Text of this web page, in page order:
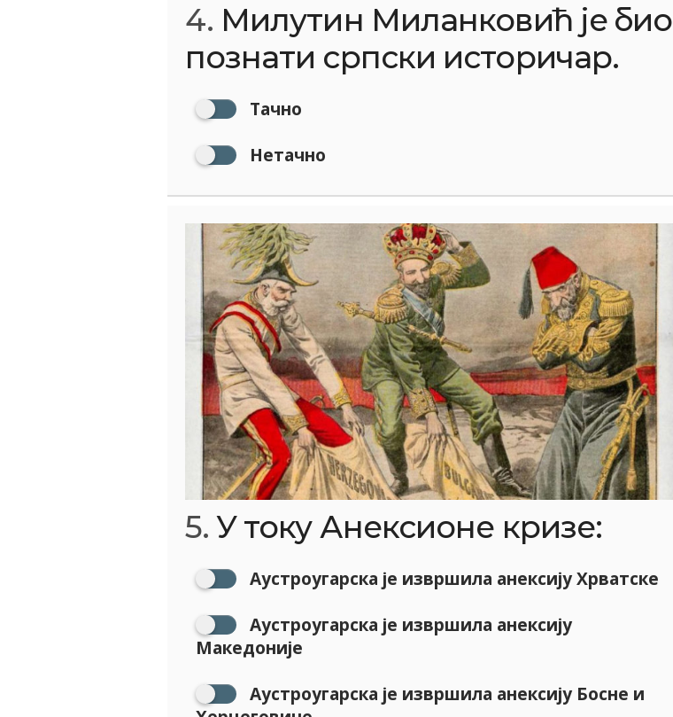
4. Милутин Миланковић је био
познати српски историчар.
Тачно
Нетачно
5. У току Анексионе кризе:
Аустроугарска је извршила анексију Хрватске
Аустроугарска је извршила анексију
Македоније
Аустроугарска је извршила анексију Босне и